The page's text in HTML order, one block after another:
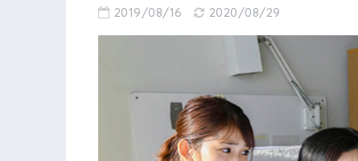
2019/08/16 2020/08/29